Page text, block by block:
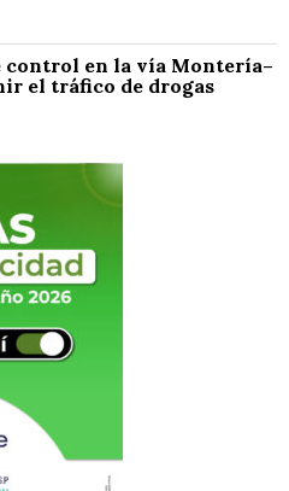
control en la vía Montería–
el tráfico de drogas